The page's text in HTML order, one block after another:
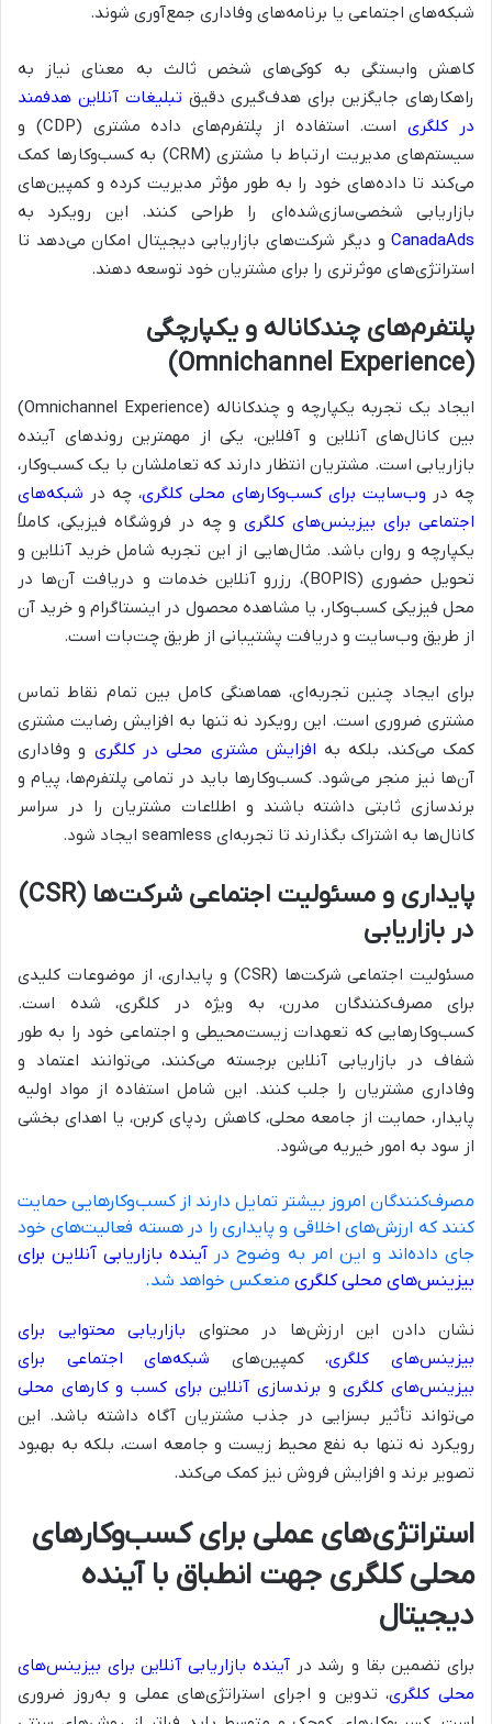
شبکه‌های اجتماعی یا برنامه‌های وفاداری جمع‌آوری شوند.
کاهش وابستگی به کوکی‌های شخص ثالث به معنای نیاز به
راهکارهای جایگزین برای هدف‌گیری دقیق تبلیغات آنلاین هدفمند
در کلگری
است. استفاده از پلتفرم‌های داده مشتری (CDP) و
سیستم‌های مدیریت ارتباط با مشتری (CRM) به کسب‌وکارها کمک
می‌کند تا داده‌های خود را به طور مؤثر مدیریت کرده و کمپین‌های
بازاریابی شخصی‌سازی‌شده‌ای را طراحی کنند. این رویکرد به
CanadaAds و دیگر شرکت‌های بازاریابی دیجیتال امکان می‌دهد تا
استراتژی‌های موثرتری را برای مشتریان خود توسعه دهند.
پلتفرم‌های چندکاناله و یکپارچگی
(Omnichannel Experience)
ایجاد یک تجربه یکپارچه و چندکاناله (Omnichannel Experience)
بین کانال‌های آنلاین و آفلاین، یکی از مهمترین روندهای آینده
بازاریابی است. مشتریان انتظار دارند که تعاملشان با یک کسب‌وکار،
چه در وب‌سایت برای کسب‌وکارهای محلی کلگری، چه در شبکه‌های
اجتماعی برای بیزینس‌های کلگریو چه در فروشگاه فیزیکی، کاملاً
یکپارچه و روان باشد. مثال‌هایی از این تجربه شامل خرید آنلاین و
تحویل حضوری (BOPIS)، رزرو آنلاین خدمات و دریافت آن‌ها در
محل فیزیکی کسب‌وکار، یا مشاهده محصول در اینستاگرام و خرید آن
از طریق وب‌سایت و دریافت پشتیبانی از طریق چت‌بات است.
برای ایجاد چنین تجربه‌ای، هماهنگی کامل بین تمام نقاط تماس
مشتری ضروری است. این رویکرد نه تنها به افزایش رضایت مشتری
کمک می‌کند، بلکه به افزایش مشتری محلی در کلگری و وفاداری
آن‌ها نیز منجر می‌شود. کسب‌وکارها باید در تمامی پلتفرم‌ها، پیام و
برندسازی ثابتی داشته باشند و اطلاعات مشتریان را در سراسر
کانال‌ها به اشتراک بگذارند تا تجربه‌ای seamless ایجاد شود.
پایداری و مسئولیت اجتماعی شرکت‌ها (CSR)
در بازاریابی
مسئولیت اجتماعی شرکت‌ها (CSR) و پایداری، از موضوعات کلیدی
برای مصرف‌کنندگان مدرن، به ویژه در کلگری، شده است.
کسب‌وکارهایی که تعهدات زیست‌محیطی و اجتماعی خود را به طور
شفاف در بازاریابی آنلاین برجسته می‌کنند، می‌توانند اعتماد و
وفاداری مشتریان را جلب کنند. این شامل استفاده از مواد اولیه
پایدار، حمایت از جامعه محلی، کاهش ردپای کربن، یا اهدای بخشی
از سود به امور خیریه می‌شود.
مصرف‌کنندگان امروز بیشتر تمایل دارند از کسب‌وکارهایی حمایت
کنند که ارزش‌های اخلاقی و پایداری را در هسته فعالیت‌های خود
جای داده‌اند و این امر به وضوح در آینده بازاریابی آنلاین برای
بیزینس‌های محلی کلگری منعکس خواهد شد.
نشان دادن این ارزش‌ها در محتوای بازاریابی محتوایی برای
بیزینس‌های کلگری، کمپین‌های شبکه‌های اجتماعی برای
بیزینس‌های کلگریو برندسازی آنلاین برای کسب و کارهای محلی
می‌تواند تأثیر بسزایی در جذب مشتریان آگاه داشته باشد. این
رویکرد نه تنها به نفع محیط زیست و جامعه است، بلکه به بهبود
تصویر برند و افزایش فروش نیز کمک می‌کند.
استراتژی‌های عملی برای کسب‌وکارهای
محلی کلگری جهت انطباق با آینده
دیجیتال
برای تضمین بقا و رشد درآینده بازاریابی آنلاین برای بیزینس‌های
محلی کلگری، تدوین و اجرای استراتژی‌های عملی و به‌روز ضروری